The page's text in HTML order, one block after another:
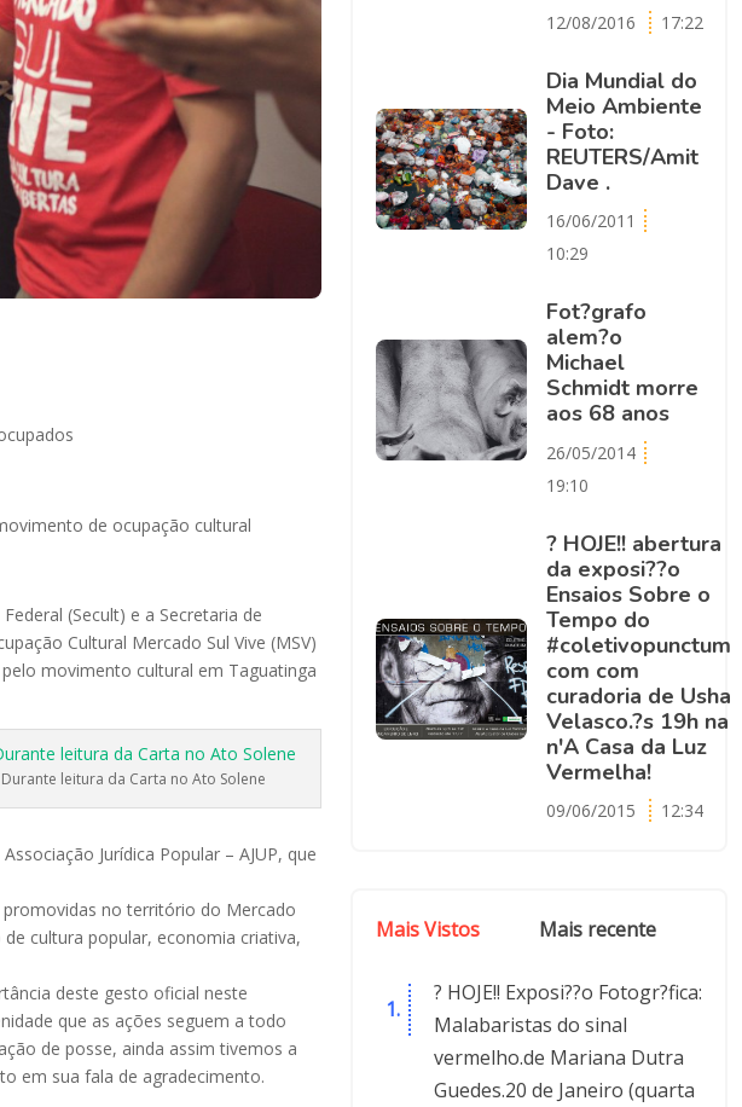
de ocupação cultural
(Secult) e a Secretaria de
Cultural Mercado Sul Vive (MSV)
movimento cultural em Taguatinga
Durante leitura da Carta no Ato Solene
Jurídica Popular – AJUP, que
no território do Mercado
cultura popular, economia criativa,
deste gesto oficial neste
que as ações seguem a todo
de posse, ainda assim tivemos a
em sua fala de agradecimento.
12/08/2016 17:22
Dia Mundial do
Meio Ambiente
- Foto:
REUTERS/Amit
Dave .
16/06/2011
10:29
Fot?grafo
alem?o
Michael
Schmidt morre
aos 68 anos
26/05/2014
19:10
? HOJE!! abertura
da exposi??o
Ensaios Sobre o
Tempo do
‪#‎coletivopunctum‬
com com
curadoria de Usha
Velasco.?s 19h na
n'A Casa da Luz
Vermelha!
09/06/2015 12:34
Mais Vistos Mais recente
? HOJE!! Exposi??o Fotogr?fica:
Malabaristas do sinal
vermelho.de Mariana Dutra
Guedes.20 de Janeiro (quarta